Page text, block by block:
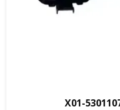
X01-